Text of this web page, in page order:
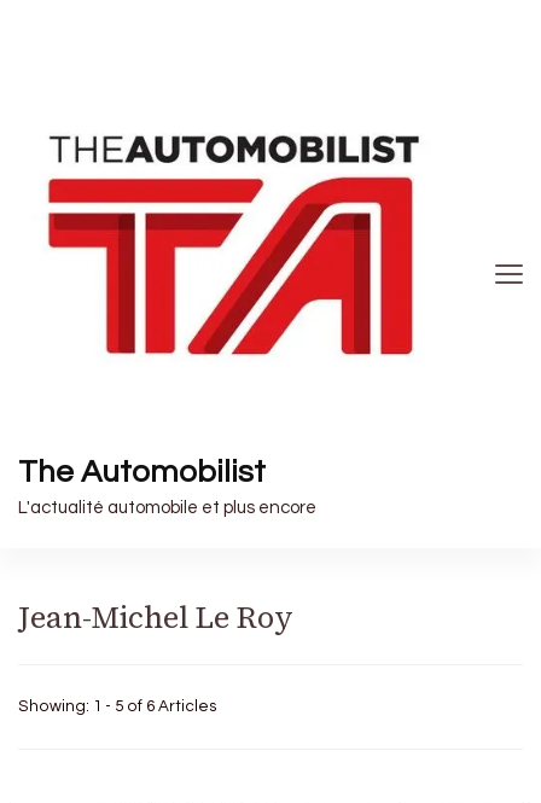
The Automobilist
L'actualité automobile et plus encore
Jean-Michel Le Roy
Showing: 1 - 5 of 6 Articles